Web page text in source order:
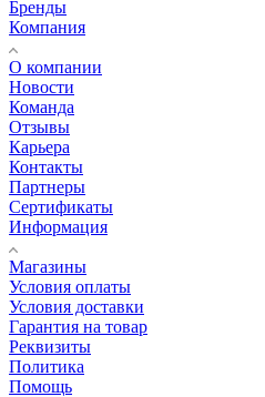
Бренды
Компания
О компании
Новости
Команда
Отзывы
Карьера
Контакты
Партнеры
Сертификаты
Информация
Магазины
Условия оплаты
Условия доставки
Гарантия на товар
Реквизиты
Политика
Помощь